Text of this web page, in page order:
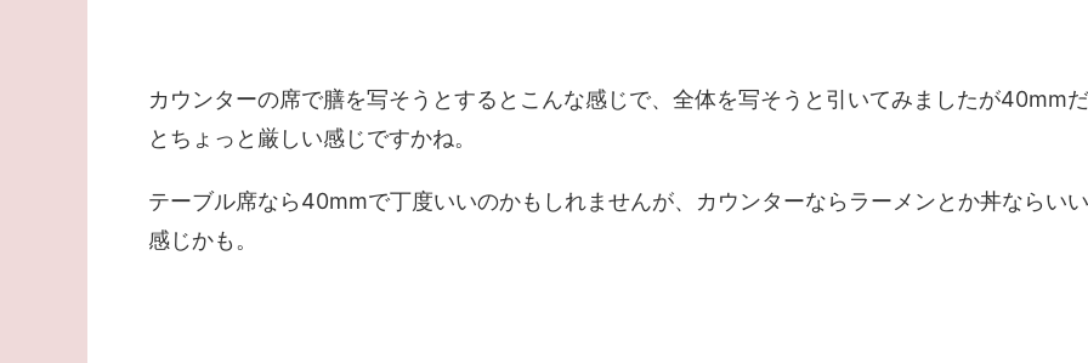
カウンターの席で膳を写そうとするとこんな感じで、全体を写そうと引いてみましたが40mmだ
とちょっと厳しい感じですかね。
テーブル席なら40mmで丁度いいのかもしれませんが、カウンターならラーメンとか丼ならいい
感じかも。